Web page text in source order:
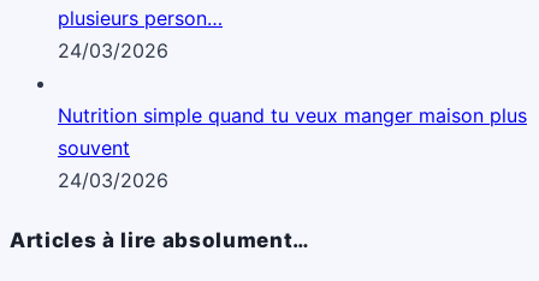
plusieurs person…
24/03/2026
Nutrition simple quand tu veux manger maison plus
souvent
24/03/2026
Articles à lire absolument…